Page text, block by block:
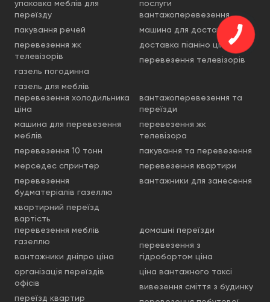
упаковка меблів для
переїзду
пакування речей
перевезення жк
телевізорів
газель погодинна
газель для меблів
послуги
вантажоперевезення
машина для доставки
доставка піаніно ціна
перевезення телевізорів
перевезення холодильника
ціна
машина для перевезення
меблів
перевезення 10 тонн
мерседес спринтер
перевезення
будматеріалів газеллю
квартирний переїзд
вартість
вантажоперевезення та
переїзди
перевезення жк
телевізора
пакування та перевезення
перевезення квартири
вантажники для занесення
перевезення меблів
газеллю
вантажники дніпро ціна
організація переїздів
офісів
переїзд квартир
домашні переїзди
перевезення з
гідробортом ціна
ціна вантажного таксі
вивезення сміття з будинку